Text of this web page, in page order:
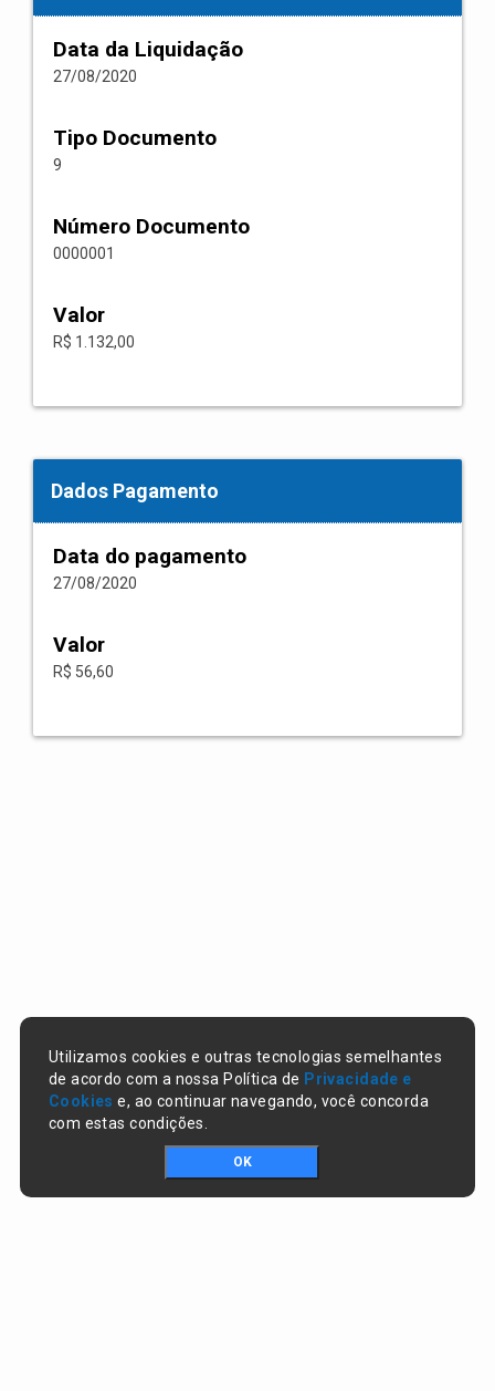
Data da Liquidação
27/08/2020
Tipo Documento
9
Número Documento
0000001
Valor
R$ 1.132,00
Dados Pagamento
Data do pagamento
27/08/2020
Valor
R$ 56,60
Utilizamos cookies e outras tecnologias semelhantes
de acordo com a nossa Política de Privacidade e
Cookies e, ao continuar navegando, você concorda
com estas condições.
OK